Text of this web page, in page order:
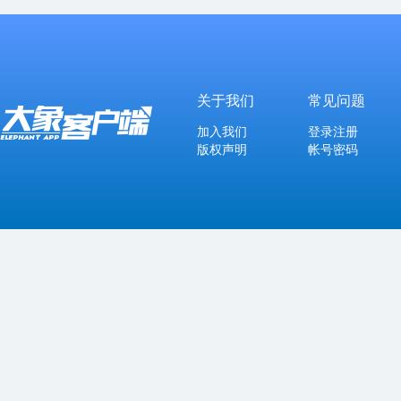
关于我们
加入我们
版权声明
常见问题
登录注册
帐号密码